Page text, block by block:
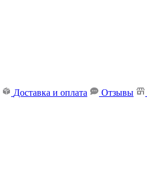
Доставка и оплата Отзывы